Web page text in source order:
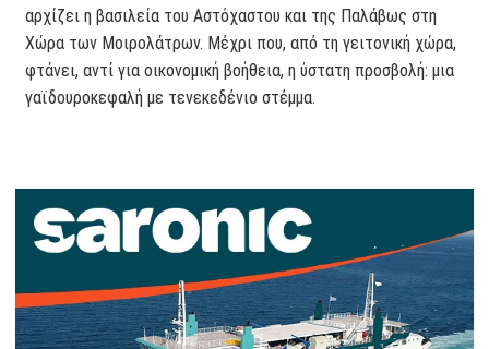
αρχίζει η βασιλεία του Αστόχαστου και της Παλάβως στη
Χώρα των Μοιρολάτρων. Μέχρι που, από τη γειτονική χώρα,
φτάνει, αντί για οικονομική βοήθεια, η ύστατη προσβολή: μια
γαϊδουροκεφαλή με τενεκεδένιο στέμμα.